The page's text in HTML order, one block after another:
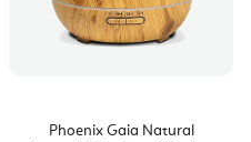
Phoenix Gaia Natural